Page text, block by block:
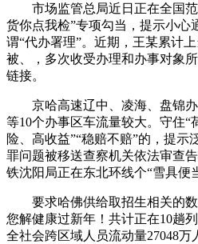
市场监管总局近日正在全国范
货你点我检”专项勾当，提示小心
谓“代办署理”。近期，王某累计
被、，多次收受办理和办事对象
链接。
京哈高速辽中、凌海、盘锦办
等10个办事区车流量较大。守住“
险、高收益”“稳赔不赔”的，提示
罪问题被移送查察机关依法审查
铁沈阳局正在东北环线个“雪具便
要求哈佛供给取招生相关的数
您解健康过新年！共计正在10趟
全社会跨区域人员流动量27048万